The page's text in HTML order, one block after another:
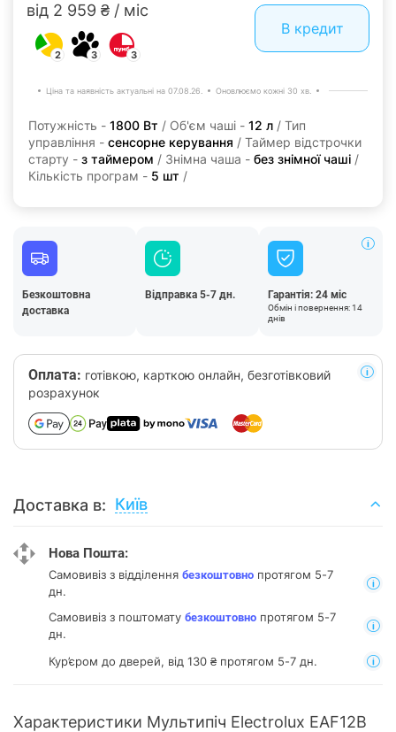
від 2 959 ₴ / міс
2 3 3
В кредит
Ціна та наявність актуальні на 07.08.26. Оновлюємо кожні 30 хв.
Потужність - 1800 Вт / Об'єм чаші - 12 л / Тип
управління - сенсорне керування / Таймер відстрочки
старту - з таймером / Знімна чаша - без знімної чаші /
Кількість програм - 5 шт /
Безкоштовна
доставка
Відправка 5-7 дн. Гарантія: 24 міс
Обмін і повернення: 14
днів
Оплата: готівкою, карткою онлайн, безготівковий
розрахунок
Доставка в: Київ
Нова Пошта:
Самовивіз з відділення безкоштовно протягом 5-7
дн.
Самовивіз з поштомату безкоштовно протягом 5-7
дн.
Кур’єром до дверей, від 130 ₴ протягом 5-7 дн.
Характеристики Мультипіч Electrolux EAF12B